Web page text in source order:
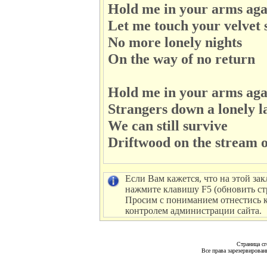
Hold me in your arms
Let me touch your velvet
No more lonely nights
On the way of no return
Hold me in your arms
Strangers down a lonely
We can still survive
Driftwood on the stream
Если Вам кажется, что на этой
нажмите клавишу F5 (обновить
Просим с пониманием отнестись
контролем администрации сайта.
Страница
Все права